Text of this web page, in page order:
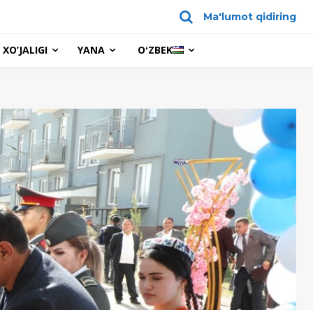
Ma'lumot qidiring
YANA OʻZBEK